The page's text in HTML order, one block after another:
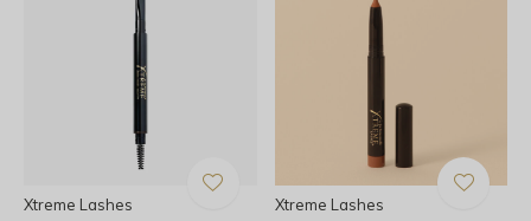
Xtreme Lashes Xtreme Lashes